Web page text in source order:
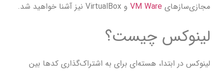
VM Ware و VirtualBox نیز آشنا خواهید شد.
چیست؟
ابتدا، هسته‌‌ای برای به اشتراک‌گذاری کدها بین